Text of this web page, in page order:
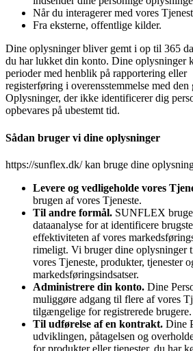
Når du interagerer med vores
Fra eksterne, offentlige kilder.
Dine oplysninger bliver gemt i op til 365
du har lukket din konto. Dine oplysninger
perioder med henblik på rapportering eller
registerføring i overensstemmelse med
Oplysninger, der ikke identificerer dig
opbevares på ubestemt tid.
Sådan bruger vi dine oplysninger
https://sunflex.dk/ kan bruge dine
Levere og vedligeholde vores
brugen af vores Tjeneste.
Til andre formål. SUNFLEX
dataanalyse for at identificere
effektiviteten af vores
rimeligt. Vi bruger dine oplysninger
vores Tjeneste, produkter, tjenester
markedsføringsindsatser.
Administrere din konto. Dine
muliggøre adgang til flere af vores
tilgængelige for registrerede brugere.
Til udførelse af en kontrakt. Dine
udviklingen, påtagelsen og
for produkter eller tjenester, du har